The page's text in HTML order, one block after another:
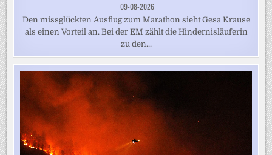
09-08-2026
Den missglückten Ausflug zum Marathon sieht Gesa Krause
als einen Vorteil an. Bei der EM zählt die Hindernisläuferin
zu den...